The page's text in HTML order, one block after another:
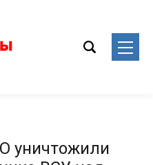
уничтожили